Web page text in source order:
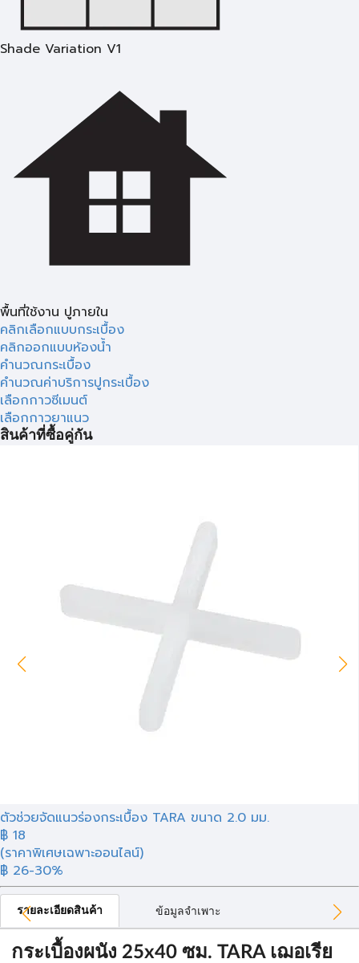
Shade Variation V1
พื้นที่ใช้งาน ปูภายใน
คลิกเลือกแบบกระเบื้อง
คลิกออกแบบห้องน้ำ
คำนวณกระเบื้อง
คำนวณค่าบริการปูกระเบื้อง
เลือกกาวซีเมนต์
เลือกกาวยาแนว
สินค้าที่ซื้อคู่กัน
ตัวช่วยจัดแนวร่องกระเบื้อง TARA ขนาด 2.0 มม.
฿ 18
(ราคาพิเศษเฉพาะออนไลน์)
฿ 26-30%
รายละเอียดสินค้า ข้อมูลจำเพาะ
กระเบื้องผนัง 25x40 ซม. TARA เฌอเรีย